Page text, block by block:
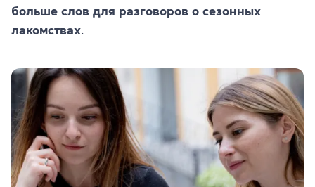
больше слов для разговоров о сезонных
лакомствах.